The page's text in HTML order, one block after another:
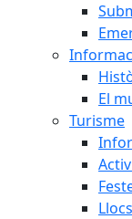
El
Turisme